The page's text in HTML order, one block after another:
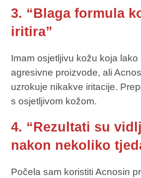
3. “Blaga formula
iritira”
Imam osjetljivu kožu koja lako
agresivne proizvode, ali
uzrokuje nikakve iritacije.
s osjetljivom kožom.
4. “Rezultati su
nakon nekoliko
Počela sam koristiti Acnosin